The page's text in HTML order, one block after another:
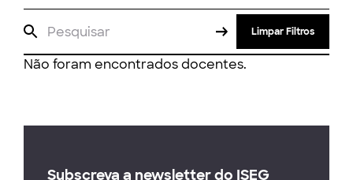
Limpar Filtros
Não foram encontrados docentes.
Subscreva a newsletter do ISEG